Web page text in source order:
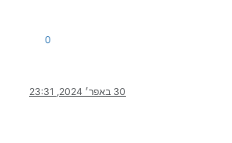
0
30 באפר׳ 2024, 23:31